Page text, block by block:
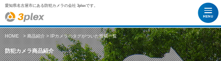
愛知県名古屋市にある防犯カメラの会社 3plexです。
HOME>商品紹介> IPカメラのタグがついた投稿一覧
防犯カメラ商品紹介